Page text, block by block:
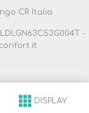
CR Italia
-
DISPLAY